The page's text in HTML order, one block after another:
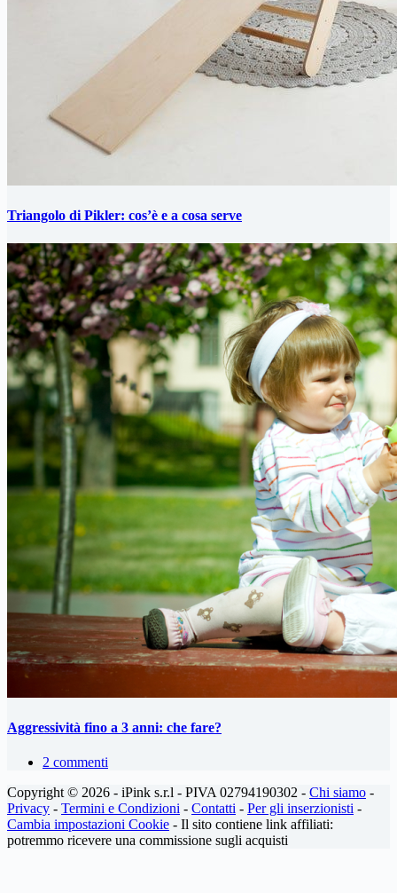
Triangolo di Pikler: cos’è e a cosa serve
Aggressività fino a 3 anni: che fare?
2 commenti
Copyright © 2026 - iPink s.r.l - PIVA 02794190302 - Chi siamo -
Privacy - Termini e Condizioni - Contatti - Per gli inserzionisti -
Cambia impostazioni Cookie - Il sito contiene link affiliati:
potremmo ricevere una commissione sugli acquisti